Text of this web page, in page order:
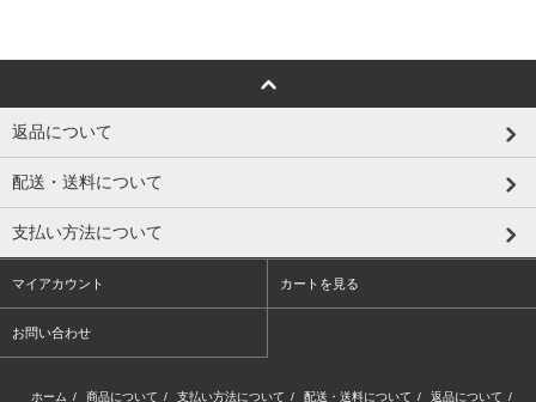
返品について
配送・送料について
支払い方法について
マイアカウント カートを見る
お問い合わせ
ホーム / 商品について / 支払い方法について / 配送・送料について / 返品について /